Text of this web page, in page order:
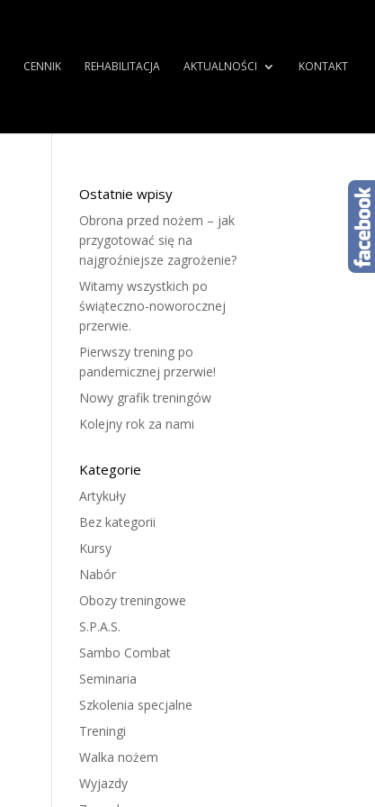
CENNIK REHABILITACJA AKTUALNOŚCI KONTAKT
Ostatnie wpisy
Obrona przed nożem – jak
przygotować się na
najgroźniejsze zagrożenie?
Witamy wszystkich po
świąteczno-noworocznej
przerwie.
Pierwszy trening po
pandemicznej przerwie!
Nowy grafik treningów
Kolejny rok za nami
Kategorie
Artykuły
Bez kategorii
Kursy
Nabór
Obozy treningowe
S.P.A.S.
Sambo Combat
Seminaria
Szkolenia specjalne
Treningi
Walka nożem
Wyjazdy